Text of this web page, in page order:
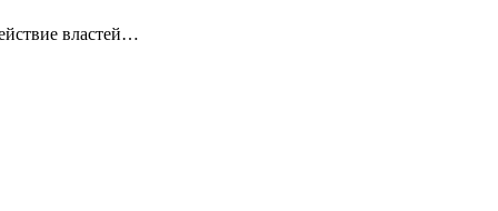
властей…